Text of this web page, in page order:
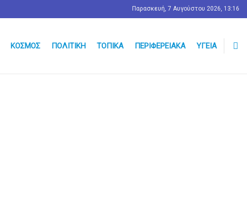
Παρασκευή, 7 Αυγούστου 2026, 13:16
ΚΌΣΜΟΣ ΠΟΛΙΤΙΚΉ ΤΟΠΙΚΆ ΠΕΡΙΦΕΡΕΙΑΚΆ ΥΓΕΊΑ